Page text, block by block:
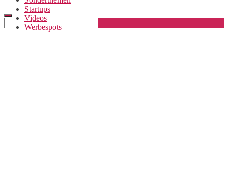
Startups
Videos
Werbespots